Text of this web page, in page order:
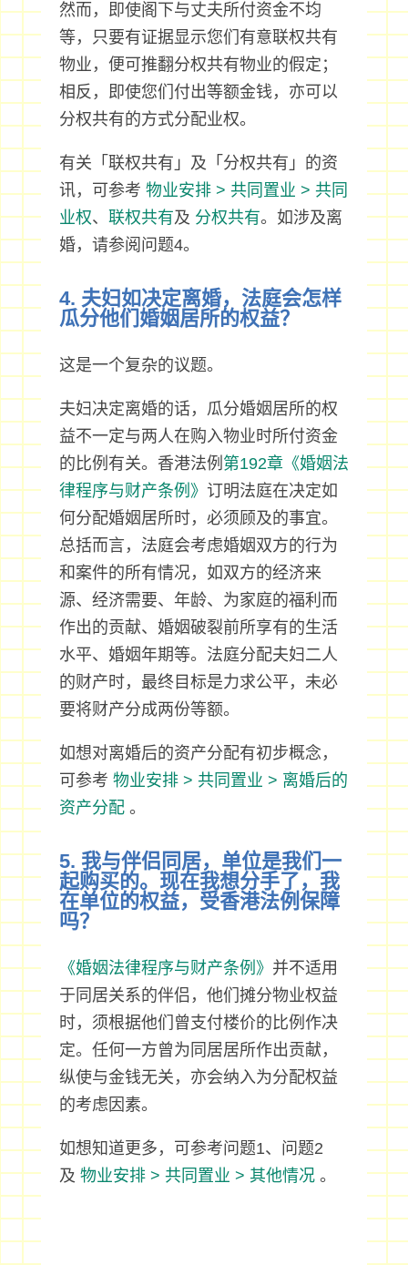
然而，即使阁下与丈夫所付资金不均
等，只要有证据显示您们有意联权共有
物业，便可推翻分权共有物业的假定；
相反，即使您们付出等额金钱，亦可以
分权共有的方式分配业权。
有关「联权共有」及「分权共有」的资
讯，可参考 物业安排 > 共同置业 > 共同
业权、 联权共有及 分权共有。如涉及离
婚，请参阅问题4。
4. 夫妇如决定离婚，法庭会怎样
瓜分他们婚姻居所的权益？
这是一个复杂的议题。
夫妇决定离婚的话，瓜分婚姻居所的权
益不一定与两人在购入物业时所付资金
的比例有关。香港法例 第192章《婚姻法
律程序与财产条例》 订明法庭在决定如
何分配婚姻居所时，必须顾及的事宜。
总括而言，法庭会考虑婚姻双方的行为
和案件的所有情况，如双方的经济来
源、经济需要、年龄、为家庭的福利而
作出的贡献、婚姻破裂前所享有的生活
水平、婚姻年期等。法庭分配夫妇二人
的财产时，最终目标是力求公平，未必
要将财产分成两份等额。
如想对离婚后的资产分配有初步概念，
可参考 物业安排 > 共同置业 > 离婚后的
资产分配。
5. 我与伴侣同居，单位是我们一
起购买的。现在我想分手了，我
在单位的权益，受香港法例保障
吗？
《婚姻法律程序与财产条例》 并不适用
于同居关系的伴侣，他们摊分物业权益
时，须根据他们曾支付楼价的比例作决
定。任何一方曾为同居居所作出贡献，
纵使与金钱无关，亦会纳入为分配权益
的考虑因素。
如想知道更多，可参考问题1、问题2
及 物业安排 > 共同置业 > 其他情况。